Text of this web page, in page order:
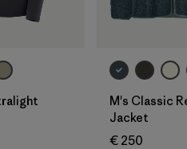
M's Classic
Jacket
€ 250